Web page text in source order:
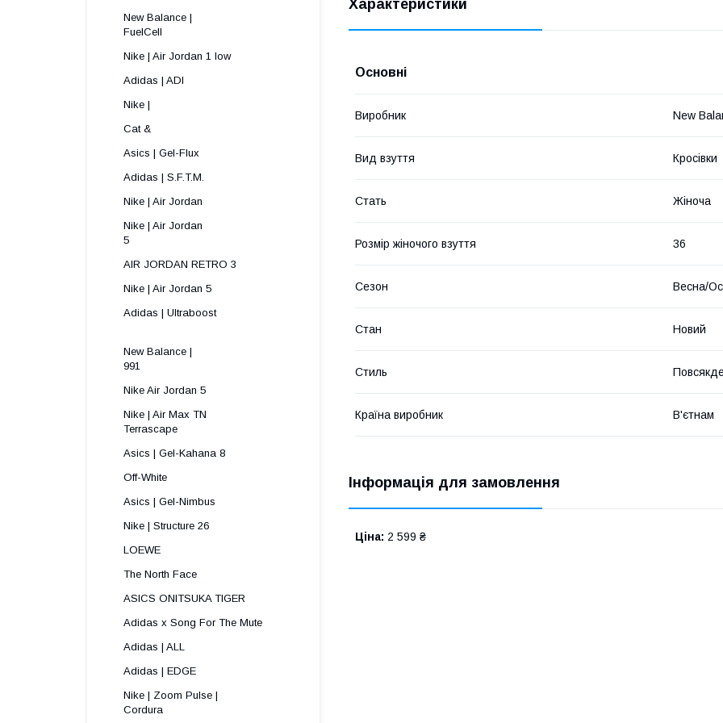
Характеристики
Основні
Виробник New
Вид взуття Кросівки
Стать Жіноча
Розмір жіночого взуття 36
Сезон Весна/
Стан Новий
Стиль
Країна виробник В'єтнам
Інформація для замовлення
Ціна: 2 599 ₴
New Balance |
FuelCell ​
Nike | Air Jordan 1 low
Adidas | ADI
Nike |
Cat &
Asics | Gel-Flux
Adidas | S.F.T.M.
Nike | Air Jordan
Nike | Air Jordan
5 ​
AIR JORDAN RETRO 3
Nike | Air Jordan 5
Adidas | Ultraboost
​
New Balance |
991 ​
Nike Air Jordan 5
Nike | Air Max TN
Terrascape ​
Asics | Gel-Kahana 8
Off-White
Asics | Gel-Nimbus
Nike | Structure 26
LOEWE
The North Face
ASICS ONITSUKA TIGER
Adidas x Song For The Mute
Adidas | ALL
Adidas | EDGE
Nike | Zoom Pulse |
Cordura ​